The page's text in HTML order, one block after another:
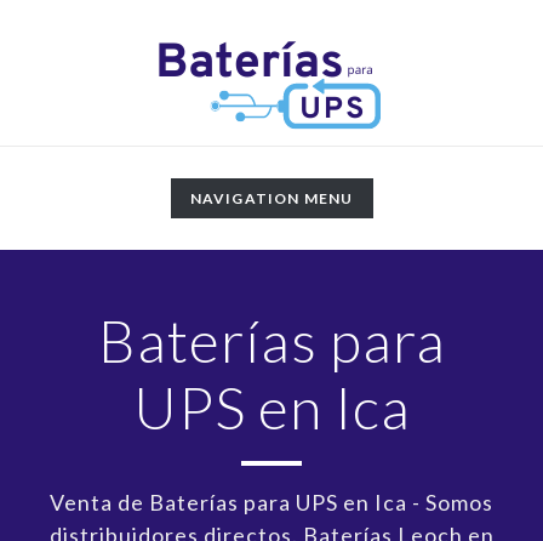
TOGGLE
NAVIGATION
NAVIGATION MENU
Baterías para
UPS en Ica
Venta de Baterías para UPS en Ica - Somos
distribuidores directos, Baterías Leoch en